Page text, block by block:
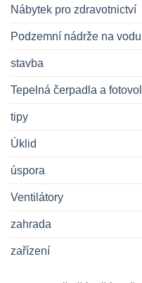
Nábytek pro zdravotnictví
Podzemní nádrže na
stavba
Tepelná čerpadla a
tipy
Úklid
úspora
Ventilátory
zahrada
zařízení